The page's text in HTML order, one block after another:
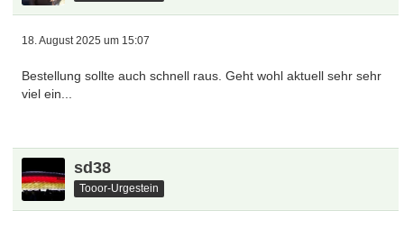
18. August 2025 um 15:07
Bestellung sollte auch schnell raus. Geht wohl aktuell sehr sehr
viel ein...
sd38
Tooor-Urgestein